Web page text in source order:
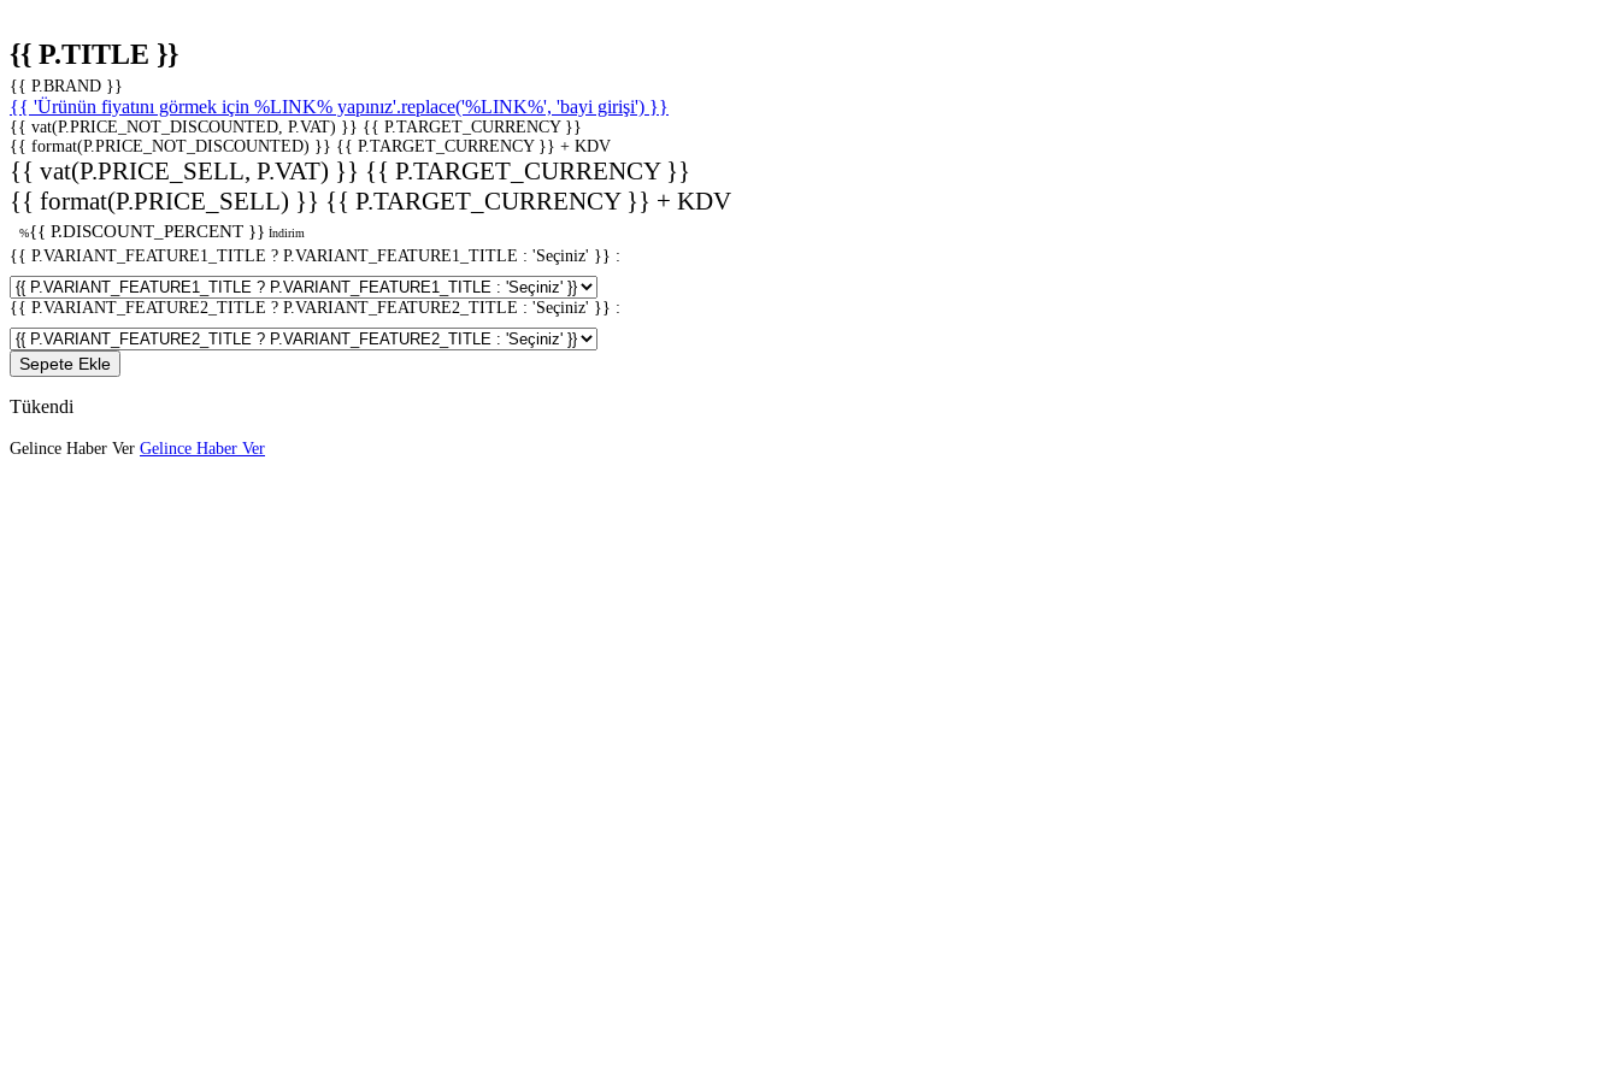
{{ P.TITLE }}
{{ P.BRAND }}
{{ 'Ürünün fiyatını görmek için %LINK% yapınız'.replace('%LINK%', 'bayi girişi') }}
{{ vat(P.PRICE_NOT_DISCOUNTED, P.VAT) }} {{ P.TARGET_CURRENCY }}
{{ format(P.PRICE_NOT_DISCOUNTED) }} {{ P.TARGET_CURRENCY }} + KDV
{{ vat(P.PRICE_SELL, P.VAT) }} {{ P.TARGET_CURRENCY }}
{{ format(P.PRICE_SELL) }} {{ P.TARGET_CURRENCY }} + KDV
%{{ P.DISCOUNT_PERCENT }} İndirim
{{ P.VARIANT_FEATURE1_TITLE ? P.VARIANT_FEATURE1_TITLE : 'Seçiniz' }} :
{{ P.VARIANT_FEATURE2_TITLE ? P.VARIANT_FEATURE2_TITLE : 'Seçiniz' }} :
Sepete Ekle
Tükendi
Gelince Haber Ver Gelince Haber Ver